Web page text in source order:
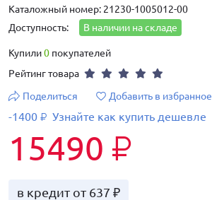
Каталожный номер: 21230-1005012-00
Доступность:
В наличии на складе
Купили0 покупателей
Рейтинг товара
Поделиться
Добавить в избранное
-1400 ₽ Узнайте как купить дешевле
15490 ₽
в кредит от 637 ₽